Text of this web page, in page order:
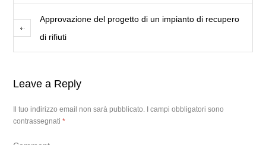
Approvazione del progetto di un impianto di recupero
di rifiuti
Leave a Reply
Il tuo indirizzo email non sarà pubblicato.
I campi obbligatori sono
contrassegnati*